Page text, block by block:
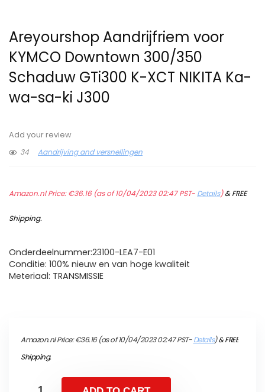
Areyourshop Aandrijfriem voor
KYMCO Downtown 300/350
Schaduw GTi300 K-XCT NIKITA Ka-
wa-sa-ki J300
Add your review
34
Aandrijving and versnellingen
Amazon.nl Price:€36.16(as of 10/04/2023 02:47 PST- Details)&FREE
Shipping.
Onderdeelnummer:23100-LEA7-E01
Conditie: 100% nieuw en van hoge kwaliteit
Meteriaal: TRANSMISSIE
Amazon.nl Price:€36.16(as of 10/04/2023 02:47 PST-Details)&FREE
Shipping.